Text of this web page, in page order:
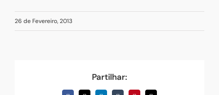
26 de Fevereiro, 2013
Partilhar: